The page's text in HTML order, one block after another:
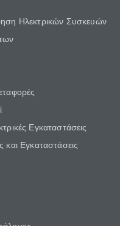
Ηλεκτρικών Συσκευών
Εγκαταστάσεις
και Εγκαταστάσεις